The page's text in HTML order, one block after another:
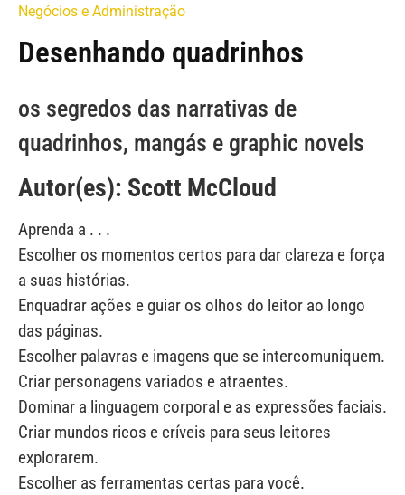
Negócios e Administração
Desenhando quadrinhos
os segredos das narrativas de
quadrinhos, mangás e graphic novels
Autor(es): Scott McCloud
Aprenda a . . .
Escolher os momentos certos para dar clareza e força
a suas histórias.
Enquadrar ações e guiar os olhos do leitor ao longo
das páginas.
Escolher palavras e imagens que se intercomuniquem.
Criar personagens variados e atraentes.
Dominar a linguagem corporal e as expressões faciais.
Criar mundos ricos e críveis para seus leitores
explorarem.
Escolher as ferramentas certas para você.